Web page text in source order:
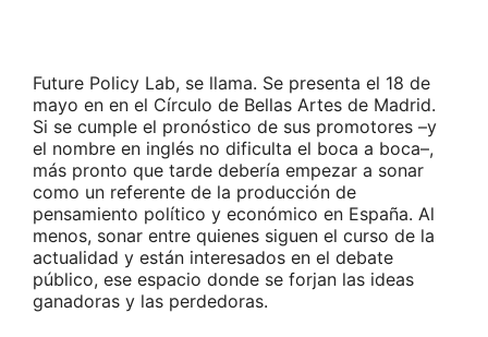
Future Policy Lab, se llama. Se presenta el 18 de
mayo en en el Círculo de Bellas Artes de Madrid.
Si se cumple el pronóstico de sus promotores –y
el nombre en inglés no dificulta el boca a boca–,
más pronto que tarde debería empezar a sonar
como un referente de la producción de
pensamiento político y económico en España. Al
menos, sonar entre quienes siguen el curso de la
actualidad y están interesados en el debate
público, ese espacio donde se forjan las ideas
ganadoras y las perdedoras.